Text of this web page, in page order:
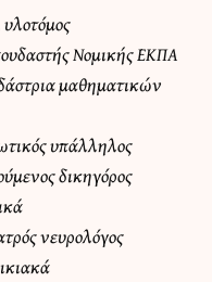
Νομικής ΕΚΠΑ
μαθηματικών
υπάλληλος
δικηγόρος
νευρολόγος